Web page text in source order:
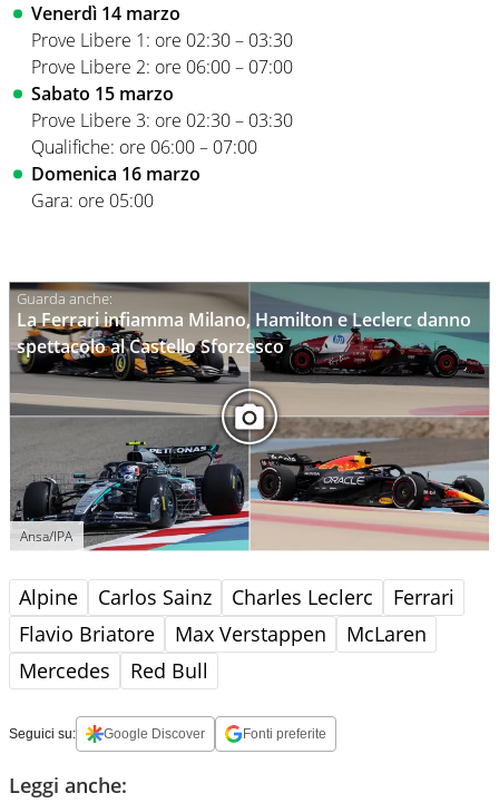
Venerdì 14 marzo
Prove Libere 1: ore 02:30 – 03:30
Prove Libere 2: ore 06:00 – 07:00
Sabato 15 marzo
Prove Libere 3: ore 02:30 – 03:30
Qualifiche: ore 06:00 – 07:00
Domenica 16 marzo
Gara: ore 05:00
La Ferrari infiamma Milano, Hamilton e Leclerc danno
spettacolo al Castello Sforzesco
Ansa/IPA
Alpine Carlos Sainz Charles Leclerc
Ferrari
Flavio Briatore
Max Verstappen
McLaren
Mercedes
Red Bull
Seguici su: Google Discover Fonti preferite
Leggi anche: